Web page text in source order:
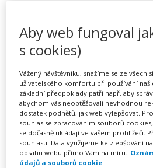
Motivační
(webinář)
PořádáZřetel, s.r.o.
TERMÍN
30. 11. 2026
Aby web fungoval
s cookies)
Vážený návštěvníku, snažíme se ze
uživatelského komfortu při používání
základní předpoklady patří např. aby
abychom vás neobtěžovali nevhodnou
dostatek podnětů, jak web vylepšovat.
souhlas se zpracováním souborů
se dočasně ukládají ve vašem prohlížeči.
souhlasu. Data využijeme ke zlepšování
obsahu webu přímo Vám na míru.
údajů a souborů cookie